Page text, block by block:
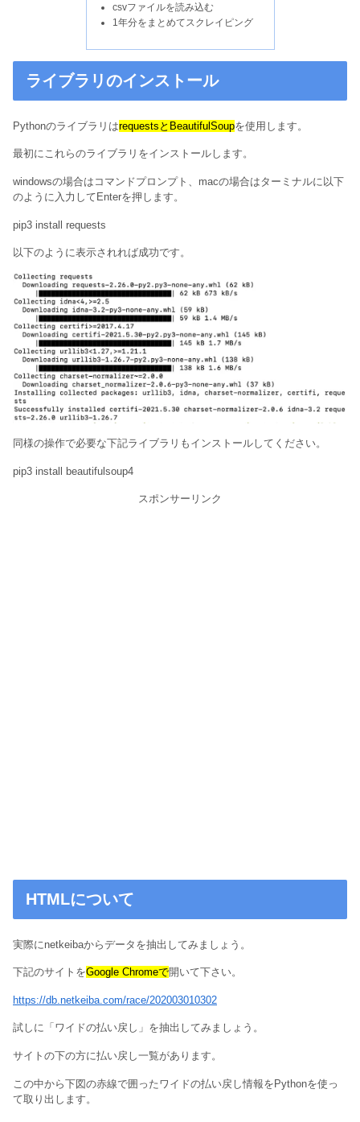
csvファイルを読み込む
1年分をまとめてスクレイピング
ライブラリのインストール
PythonのライブラリはrequestsとBeautifulSoupを使用します。
最初にこれらのライブラリをインストールします。
windowsの場合はコマンドプロンプト、macの場合はターミナルに以下
のように入力してEnterを押します。
pip3 install requests
以下のように表示されれば成功です。
同様の操作で必要な下記ライブラリもインストールしてください。
pip3 install beautifulsoup4
スポンサーリンク
HTMLについて
実際にnetkeibaからデータを抽出してみましょう。
下記のサイトをGoogle Chromeで開いて下さい。
https://db.netkeiba.com/race/202003010302
試しに「ワイドの払い戻し」を抽出してみましょう。
サイトの下の方に払い戻し一覧があります。
この中から下図の赤線で囲ったワイドの払い戻し情報をPythonを使っ
て取り出します。